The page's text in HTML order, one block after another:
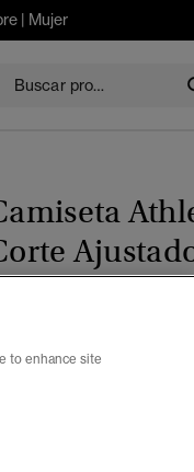
| Mujer
azul marino lauren
Talla:
to enhance site